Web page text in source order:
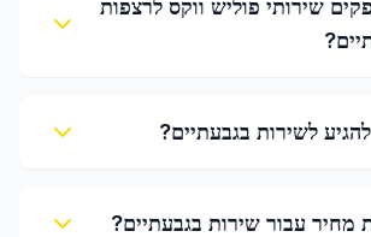
שירותי פוליש ווקס לרצפות
לשירות בגבעתיים?
עבור שירות בגבעתיים?